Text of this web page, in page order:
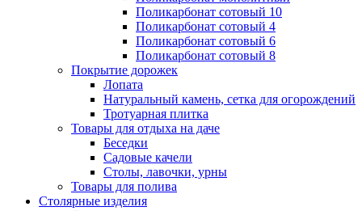
Поликарбонат сотовый 10
Поликарбонат сотовый 4
Поликарбонат сотовый 6
Поликарбонат сотовый 8
Покрытие дорожек
Лопата
Натуральный камень, сетка для огорождений
Тротуарная плитка
Товары для отдыха на даче
Беседки
Садовые качели
Столы, лавочки, урны
Товары для полива
Столярные изделия